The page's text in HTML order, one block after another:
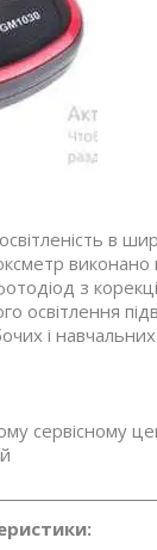
в
виконано
з
освітлення
і
сервісному